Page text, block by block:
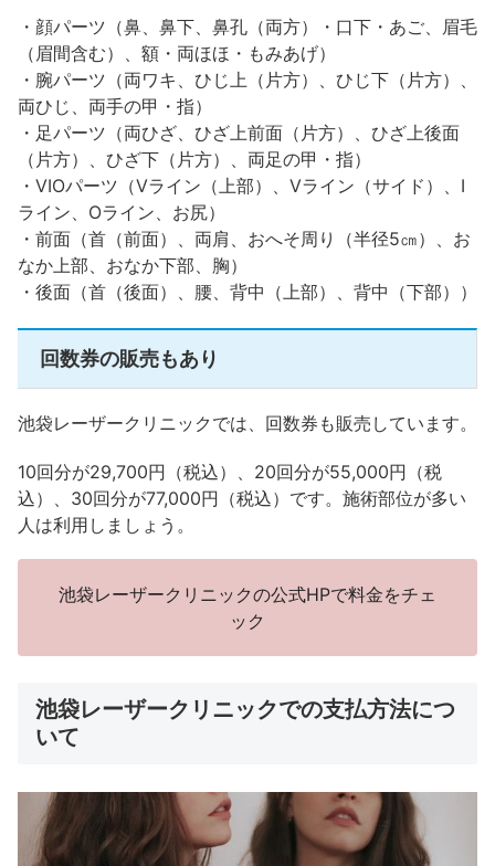
・顔パーツ（鼻、鼻下、鼻孔（両方）・口下・あご、眉毛
（眉間含む）、額・両ほほ・もみあげ）
・腕パーツ（両ワキ、ひじ上（片方）、ひじ下（片方）、
両ひじ、両手の甲・指）
・足パーツ（両ひざ、ひざ上前面（片方）、ひざ上後面
（片方）、ひざ下（片方）、両足の甲・指）
・VIOパーツ（Vライン（上部）、Vライン（サイド）、I
ライン、Oライン、お尻）
・前面（首（前面）、両肩、おへそ周り（半径5㎝）、お
なか上部、おなか下部、胸）
・後面（首（後面）、腰、背中（上部）、背中（下部））
回数券の販売もあり
池袋レーザークリニックでは、回数券も販売しています。
10回分が29,700円（税込）、20回分が55,000円（税
込）、30回分が77,000円（税込）です。施術部位が多い
人は利用しましょう。
池袋レーザークリニックの公式HPで料金をチェ
ック
池袋レーザークリニックでの支払方法につ
いて